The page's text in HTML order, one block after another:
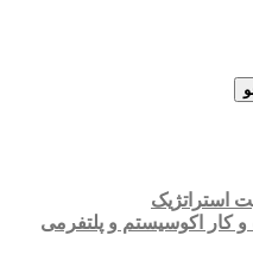
استراتژیک
کار اکوسیستم و پلتفرمی